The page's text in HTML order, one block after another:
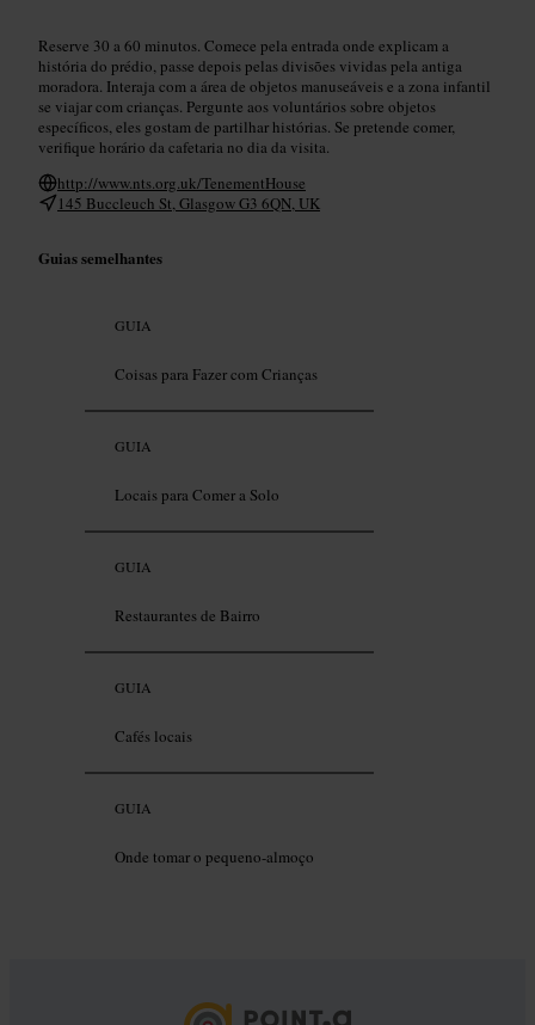
Reserve 30 a 60 minutos. Comece pela entrada onde explicam a
história do prédio, passe depois pelas divisões vividas pela antiga
moradora. Interaja com a área de objetos manuseáveis e a zona infantil
se viajar com crianças. Pergunte aos voluntários sobre objetos
específicos, eles gostam de partilhar histórias. Se pretende comer,
verifique horário da cafetaria no dia da visita.
http://www.nts.org.uk/TenementHouse
145 Buccleuch St, Glasgow G3 6QN, UK
Guias semelhantes
GUIA
Coisas para Fazer com Crianças
GUIA
Locais para Comer a Solo
GUIA
Restaurantes de Bairro
GUIA
Cafés locais
GUIA
Onde tomar o pequeno-almoço